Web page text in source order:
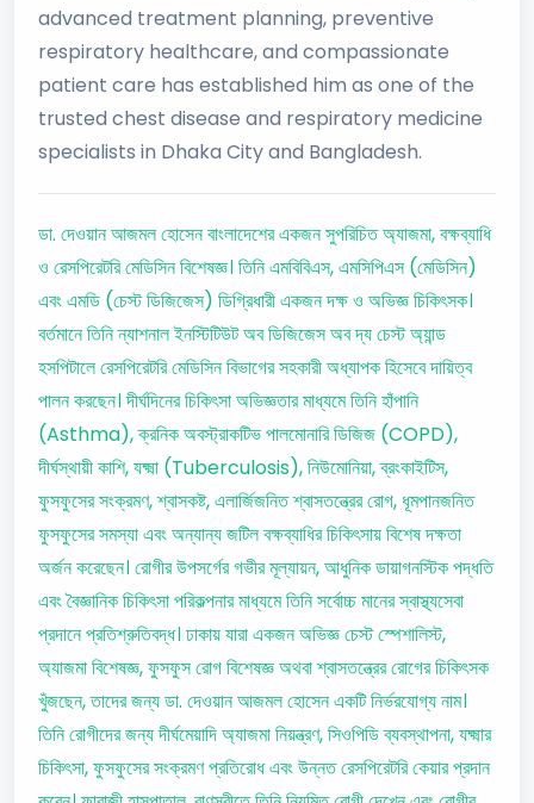
advanced treatment planning, preventive
respiratory healthcare, and compassionate
patient care has established him as one of the
trusted chest disease and respiratory medicine
specialists in Dhaka City and Bangladesh.
ডা. দেওয়ান আজমল হোসেন বাংলাদেশের একজন সুপরিচিত অ্যাজমা, বক্ষব্যাধি
ও রেসপিরেটরি মেডিসিন বিশেষজ্ঞ। তিনি এমবিবিএস, এমসিপিএস (মেডিসিন)
এবং এমডি (চেস্ট ডিজিজেস) ডিগ্রিধারী একজন দক্ষ ও অভিজ্ঞ চিকিৎসক।
বর্তমানে তিনি ন্যাশনাল ইনস্টিটিউট অব ডিজিজেস অব দ্য চেস্ট অ্যান্ড
হসপিটালে রেসপিরেটরি মেডিসিন বিভাগের সহকারী অধ্যাপক হিসেবে দায়িত্ব
পালন করছেন। দীর্ঘদিনের চিকিৎসা অভিজ্ঞতার মাধ্যমে তিনি হাঁপানি
(Asthma), ক্রনিক অবস্ট্রাকটিভ পালমোনারি ডিজিজ (COPD),
দীর্ঘস্থায়ী কাশি, যক্ষ্মা (Tuberculosis), নিউমোনিয়া, ব্রংকাইটিস,
ফুসফুসের সংক্রমণ, শ্বাসকষ্ট, এলার্জিজনিত শ্বাসতন্ত্রের রোগ, ধূমপানজনিত
ফুসফুসের সমস্যা এবং অন্যান্য জটিল বক্ষব্যাধির চিকিৎসায় বিশেষ দক্ষতা
অর্জন করেছেন। রোগীর উপসর্গের গভীর মূল্যায়ন, আধুনিক ডায়াগনস্টিক পদ্ধতি
এবং বৈজ্ঞানিক চিকিৎসা পরিকল্পনার মাধ্যমে তিনি সর্বোচ্চ মানের স্বাস্থ্যসেবা
প্রদানে প্রতিশ্রুতিবদ্ধ। ঢাকায় যারা একজন অভিজ্ঞ চেস্ট স্পেশালিস্ট,
অ্যাজমা বিশেষজ্ঞ, ফুসফুস রোগ বিশেষজ্ঞ অথবা শ্বাসতন্ত্রের রোগের চিকিৎসক
খুঁজছেন, তাদের জন্য ডা. দেওয়ান আজমল হোসেন একটি নির্ভরযোগ্য নাম।
তিনি রোগীদের জন্য দীর্ঘমেয়াদি অ্যাজমা নিয়ন্ত্রণ, সিওপিডি ব্যবস্থাপনা, যক্ষ্মার
চিকিৎসা, ফুসফুসের সংক্রমণ প্রতিরোধ এবং উন্নত রেসপিরেটরি কেয়ার প্রদান